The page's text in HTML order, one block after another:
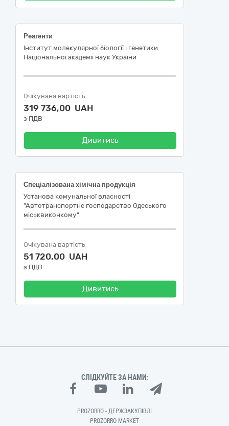
Реагенти
Інститут молекулярної біології і генетики
Національної академії наук України
Очікувана вартість
319 736,00 UAH
з ПДВ
Дивитись
Спеціалізована хімічна продукція
Установа комунальної власності
"Автотранспортне господарство Одеського
міськвиконкому"
Очікувана вартість
51 720,00 UAH
з ПДВ
Дивитись
СЛІДКУЙТЕ ЗА НАМИ:
PROZORRO - ДЕРЖЗАКУПІВЛІ
PROZORRO MARKET